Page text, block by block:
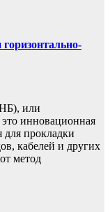
или
инновационная
для прокладки
кабелей и других
метод